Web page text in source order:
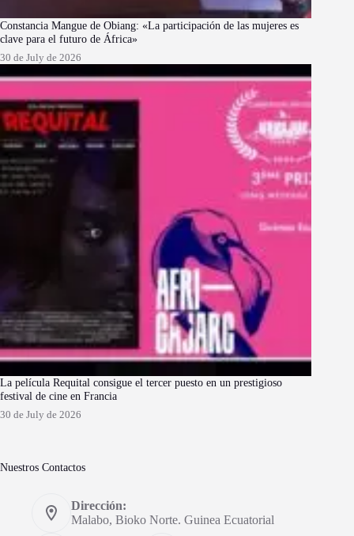
Constancia Mangue de Obiang: «La participación de las mujeres es
clave para el futuro de África»
30 de July de 2026
La película Requital consigue el tercer puesto en un prestigioso
festival de cine en Francia
30 de July de 2026
Nuestros Contactos
Dirección:
Malabo, Bioko Norte. Guinea Ecuatorial